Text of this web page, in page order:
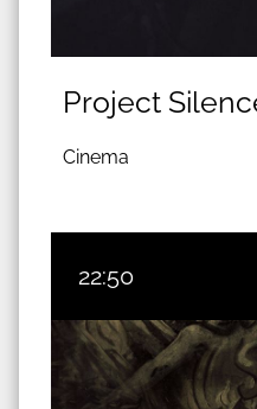
Project
Cinema
22:50